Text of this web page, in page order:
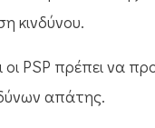
κινδύνου.
οι PSP πρέπει να
απάτης.